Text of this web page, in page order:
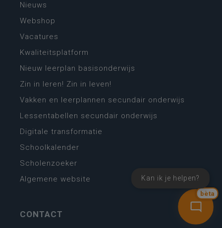
bèta
Kan ik je helpen?
Nieuws
Webshop
Vacatures
Kwaliteitsplatform
Nieuw leerplan basisonderwijs
Zin in leren! Zin in leven!
Vakken en leerplannen secundair onderwijs
Lessentabellen secundair onderwijs
Digitale transformatie
Schoolkalender
Scholenzoeker
Algemene website
CONTACT